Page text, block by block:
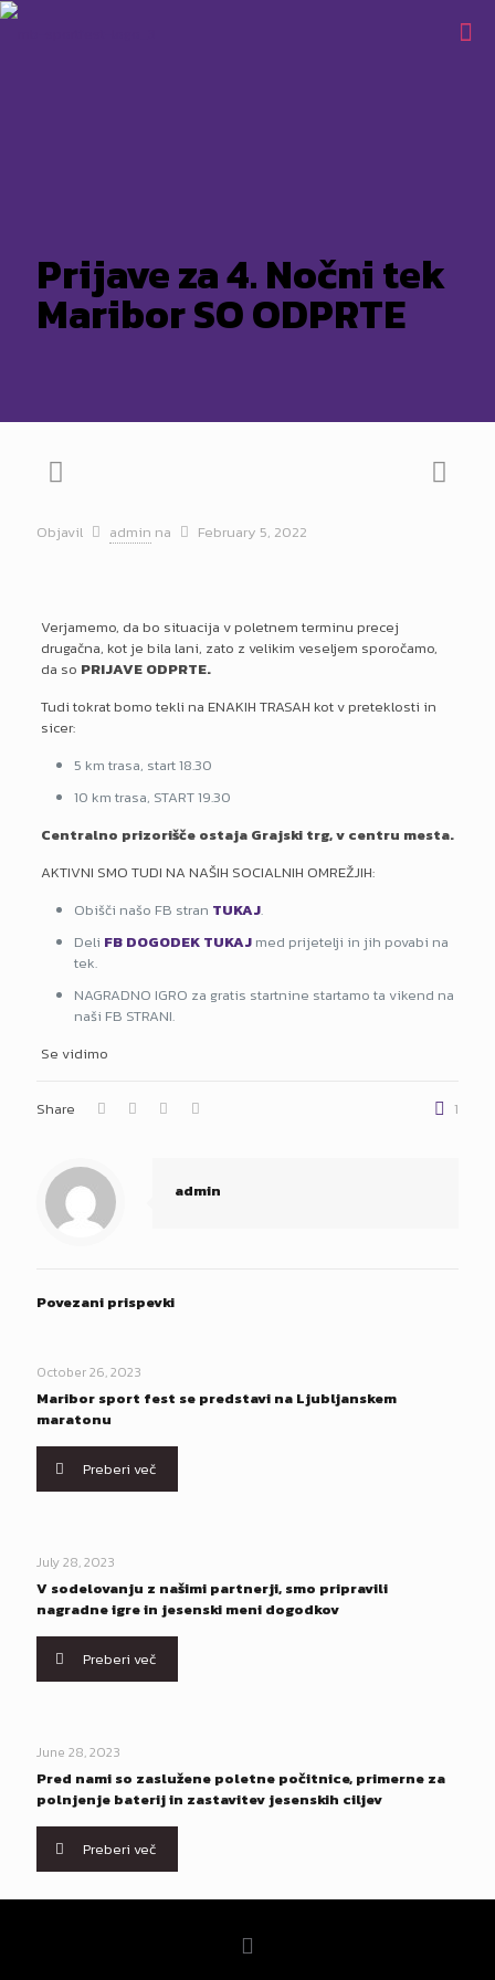
Prijave za 4. Nočni tek
Maribor SO ODPRTE
Objavil admin na February 5, 2022
Verjamemo, da bo situacija v poletnem terminu precej
drugačna, kot je bila lani, zato z velikim veseljem sporočamo,
da so PRIJAVE ODPRTE.
Tudi tokrat bomo tekli na ENAKIH TRASAH kot v preteklosti in
sicer:
5 km trasa, start 18.30
10 km trasa, START 19.30
Centralno prizorišče ostaja Grajski trg, v centru mesta.
AKTIVNI SMO TUDI NA NAŠIH SOCIALNIH OMREŽJIH:
Obišči našo FB stran TUKAJ.
Deli FB DOGODEK TUKAJmed prijetelji in jih povabi na
tek.
NAGRADNO IGRO za gratis startnine startamo ta vikend na
naši FB STRANI.
Se vidimo
Share 1
admin
Povezani prispevki
October 26, 2023
Maribor sport fest se predstavi na Ljubljanskem
maratonu
Preberi več
July 28, 2023
V sodelovanju z našimi partnerji, smo pripravili
nagradne igre in jesenski meni dogodkov
Preberi več
June 28, 2023
Pred nami so zaslužene poletne počitnice, primerne za
polnjenje baterij in zastavitev jesenskih ciljev
Preberi več